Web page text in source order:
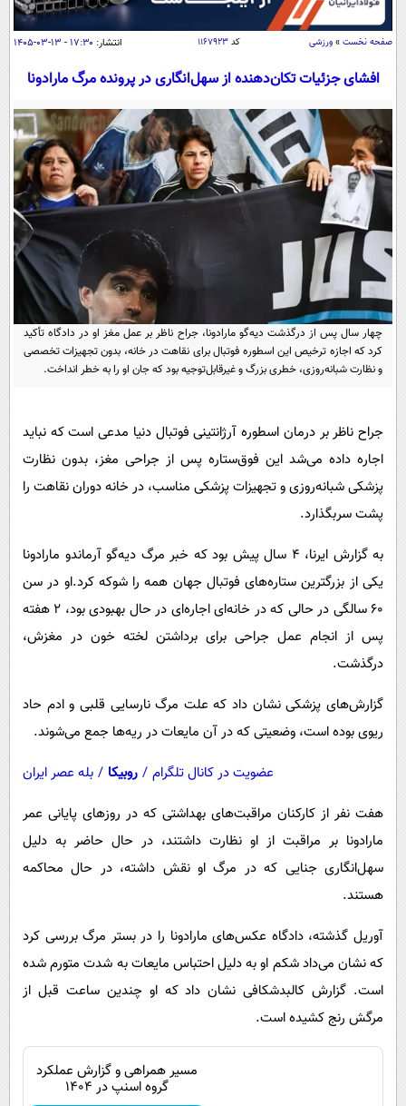
سیاسی
اقتصاد
جامعه
حوادث
سلامت
یک برش دانایی
بین الملل
سیاست خارجی
فرهنگ و هنر
علم و دانش
اخبار کریپتو
مجله تصویری سلاح
فیلم
ورزش
گوناگون
محیط زیست
سلامت
فرهنگی
خواندنی ها و دیدنی ها
داستان کوتاه
آشپزی
آموزش زبان
صفحه نخست » ورزشی کد ۱۱۶۷۹۲۳ انتشار: ۱۷:۳۰ - ۱۳-۰۳-۱۴۰۵
افشای جزئیات تکان‌دهنده از سهل‌انگاری در پرونده مرگ مارادونا
چهار سال پس از درگذشت دیه‌گو مارادونا، جراح ناظر بر عمل مغز او در دادگاه تأکید
کرد که اجازه ترخیص این اسطوره فوتبال برای نقاهت در خانه، بدون تجهیزات تخصصی
و نظارت شبانه‌روزی، خطری بزرگ و غیرقابل‌توجیه بود که جان او را به خطر انداخت.
جراح ناظر بر درمان اسطوره آرژانتینی فوتبال دنیا مدعی است که نباید
اجاره داده می‌شد این فوق‌ستاره پس از جراحی مغز، بدون نظارت
پزشکی شبانه‌روزی و تجهیزات پزشکی مناسب، در خانه دوران نقاهت را
پشت سربگذارد.
به گزارش ایرنا، ۴ سال پیش بود که خبر مرگ دیه‌گو آرماندو مارادونا
یکی از بزرگترین ستاره‌های فوتبال جهان همه را شوکه‌ کرد.او در سن
۶۰ سالگی در حالی که در خانه‌ای اجاره‌ای در حال بهبودی بود، ۲ هفته
پس از انجام عمل جراحی برای برداشتن لخته خون در مغزش،
درگذشت.
گزارش‌های پزشکی نشان داد که علت مرگ نارسایی قلبی و ادم حاد
ریوی بوده است، وضعیتی که در آن مایعات در ریه‌ها جمع می‌شوند.
عضویت در کانال تلگرام / روبیکا / بله عصر ایران
هفت نفر از کارکنان مراقبت‌های بهداشتی که در روزهای پایانی عمر
مارادونا بر مراقبت از او نظارت داشتند، در حال حاضر به دلیل
سهل‌انگاری جنایی که در مرگ او نقش داشته، در حال محاکمه
هستند.
آوریل گذشته، دادگاه عکس‌های مارادونا را در بستر مرگ بررسی کرد
که نشان می‌داد شکم او به دلیل احتباس مایعات به شدت متورم شده
است. گزارش کالبدشکافی نشان داد که او چندین ساعت قبل از
مرگش رنج کشیده است.
مسیر همراهی و گزارش عملکرد
گروه اسنپ در ۱۴۰۴